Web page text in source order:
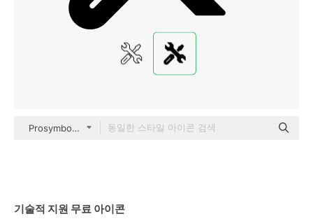
Prosymbols Premium black fill
기술적 지원 무료 아이콘